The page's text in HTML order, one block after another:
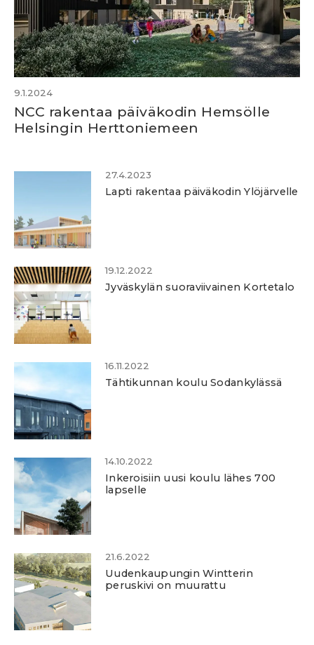
9.1.2024
NCC rakentaa päiväkodin Hemsölle
Helsingin Herttoniemeen
27.4.2023
Lapti rakentaa päiväkodin Ylöjärvelle
19.12.2022
Jyväskylän suoraviivainen Kortetalo
16.11.2022
Tähtikunnan koulu Sodankylässä
14.10.2022
Inkeroisiin uusi koulu lähes 700
lapselle
21.6.2022
Uudenkaupungin Wintterin
peruskivi on muurattu